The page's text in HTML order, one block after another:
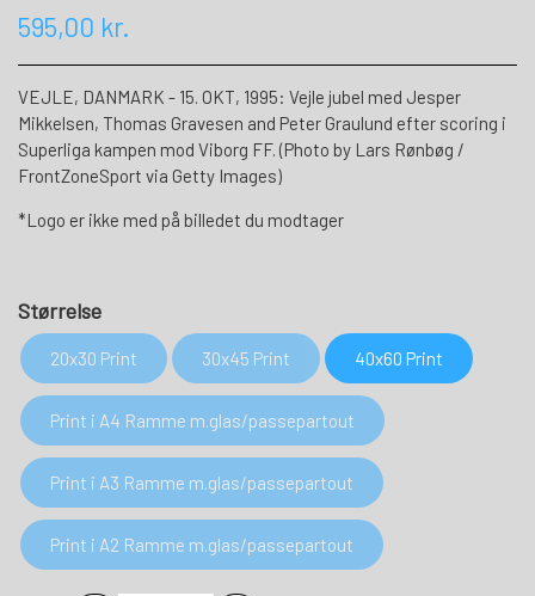
595,00 kr.
VEJLE, DANMARK - 15. OKT, 1995: Vejle jubel med Jesper
Mikkelsen, Thomas Gravesen and Peter Graulund efter scoring i
Superliga kampen mod Viborg FF. (Photo by Lars Rønbøg /
FrontZoneSport via Getty Images)
*Logo er ikke med på billedet du modtager
Størrelse
20x30 Print 30x45 Print 40x60 Print
Print i A4 Ramme m.glas/passepartout
Print i A3 Ramme m.glas/passepartout
Print i A2 Ramme m.glas/passepartout